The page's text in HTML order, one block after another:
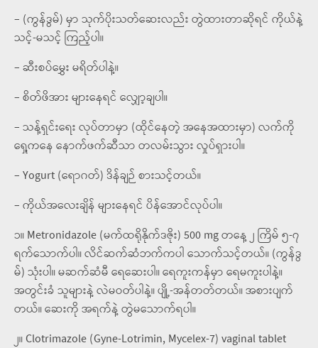
– (ကွန်ဒွမ်) မှာ သုက်ပိုးသတ်ဆေးလည်း တွဲထားတာဆိုရင် ကိုယ်နဲ့
သင့်-မသင့် ကြည့်ပါ။
– ဆီးစပ်မွှေး မရိတ်ပါနဲ့။
– စိတ်ဖိအား များနေရင် လျှော့ချပါ။
– သန့်ရှင်းရေး လုပ်တာမှာ (ထိုင်နေတဲ့ အနေအထားမှာ) လက်ကို
ရှေ့ကနေ နောက်ဖက်ဆီသာ တလမ်းသွား လှုပ်ရှားပါ။
– Yogurt (ရောဂတ်) ဒိန်ချဉ် စားသင့်တယ်။
– ကိုယ်အလေးချိန် များနေရင် ပိန်အောင်လုပ်ပါ။
၁။ Metronidazole (မက်ထရိုနိုက်ဒဇိုး) 500 mg တနေ့ ၂ ကြိမ် ၅-၇
ရက်သောက်ပါ။ လိင်ဆက်ဆံဘက်ကပါ သောက်သင့်တယ်။ (ကွန်ဒွ
မ်) သုံးပါ။ မဆက်ဆံမီ ရေဆေးပါ။ ရေကူးကန်မှာ ရေမကူးပါနဲ့။
အတွင်းခံ သူများနဲ့ လဲမဝတ်ပါနဲ့။ ပျို့-အန်တတ်တယ်။ အစားပျက်
တယ်။ ဆေးကို အရက်နဲ့ တွဲမသောက်ရပါ။
၂။ Clotrimazole (Gyne-Lotrimin, Mycelex-7) vaginal tablet